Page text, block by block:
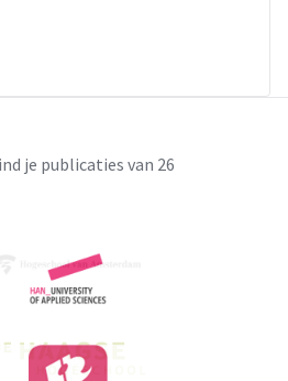
je publicaties van 26